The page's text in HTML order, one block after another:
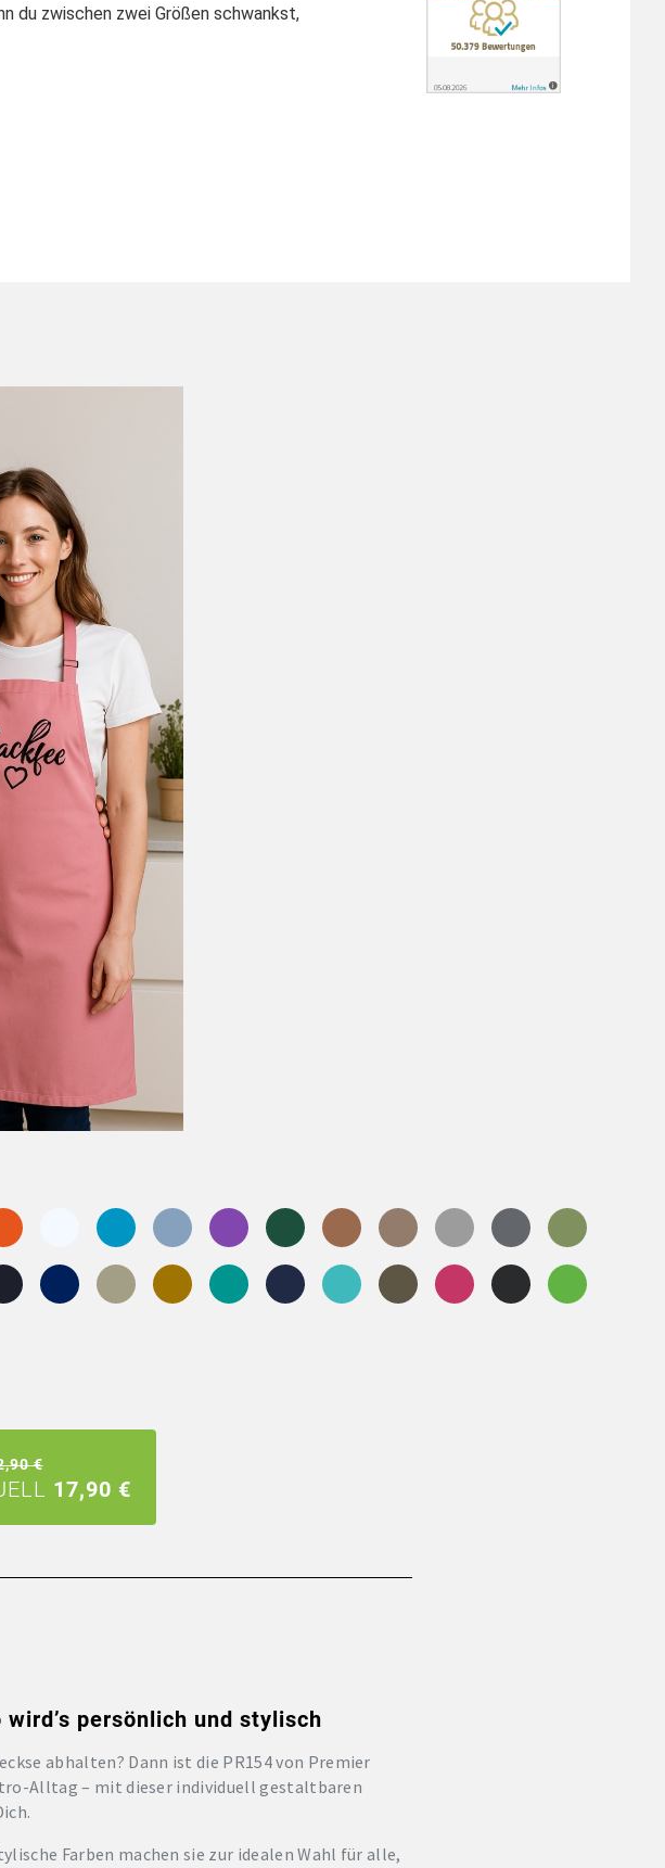
du zwischen zwei Größen schwankst,
€
17,90 €
persönlich und stylisch
abhalten? Dann ist die PR154 von Premier
Alltag – mit dieser individuell gestaltbaren
Farben machen sie zur idealen Wahl für alle,